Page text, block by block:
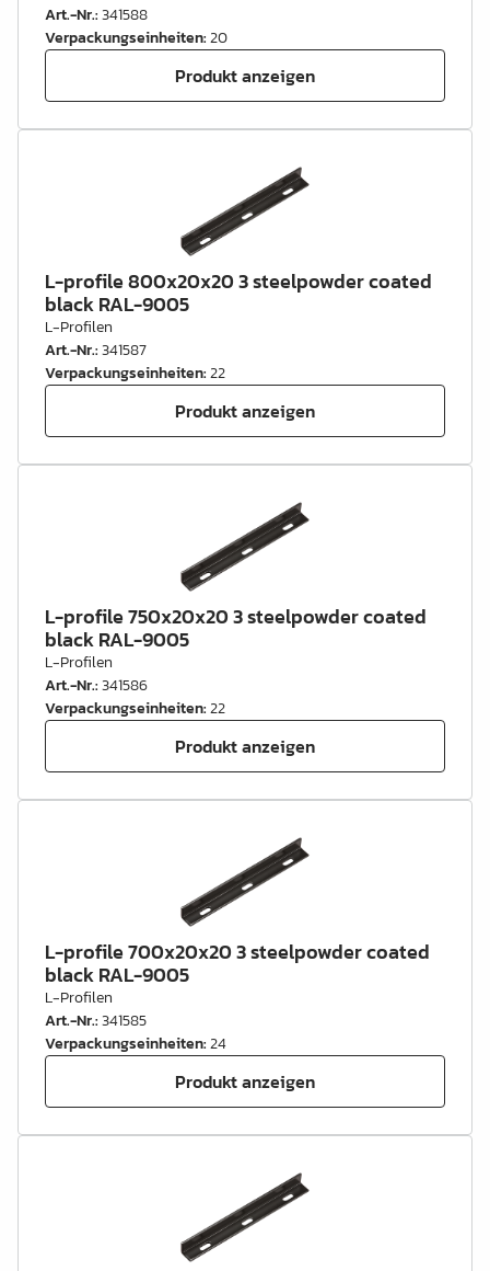
Art.-Nr.:341588
Verpackungseinheiten:20
Produkt anzeigen
L-profile 800x20x20 3 steelpowder coated
black RAL-9005
L-Profilen
Art.-Nr.:341587
Verpackungseinheiten:22
Produkt anzeigen
L-profile 750x20x20 3 steelpowder coated
black RAL-9005
L-Profilen
Art.-Nr.:341586
Verpackungseinheiten:22
Produkt anzeigen
L-profile 700x20x20 3 steelpowder coated
black RAL-9005
L-Profilen
Art.-Nr.:341585
Verpackungseinheiten:24
Produkt anzeigen